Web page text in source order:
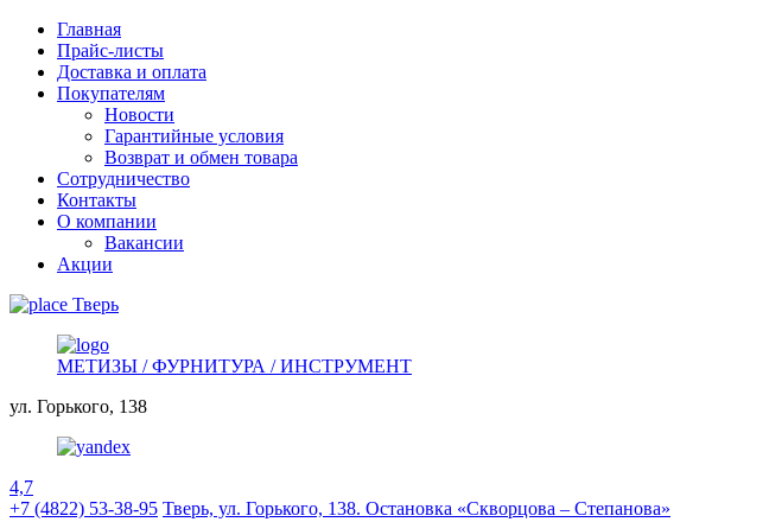
Главная
Прайс-листы
Доставка и оплата
Покупателям
Новости
Гарантийные условия
Возврат и обмен товара
Сотрудничество
Контакты
О компании
Вакансии
Акции
Тверь
МЕТИЗЫ / ФУРНИТУРА / ИНСТРУМЕНТ
ул. Горького, 138
4,7
+7 (4822) 53-38-95 Тверь, ул. Горького, 138. Остановка «Скворцова – Степанова»